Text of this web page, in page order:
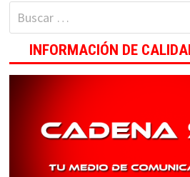
Buscar:
INFORMACIÓN DE